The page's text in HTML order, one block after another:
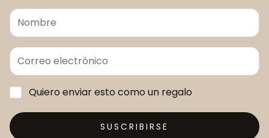
Quiero enviar esto como un regalo
SUSCRIBIRSE